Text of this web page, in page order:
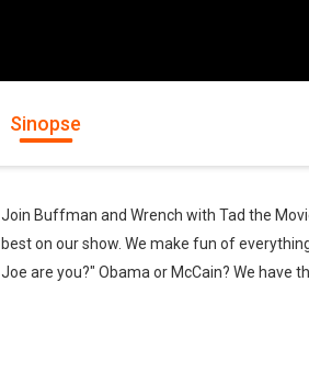
Sinopse
Join Buffman and Wrench with Tad the
best on our show. We make fun of
Joe are you?" Obama or McCain? We have